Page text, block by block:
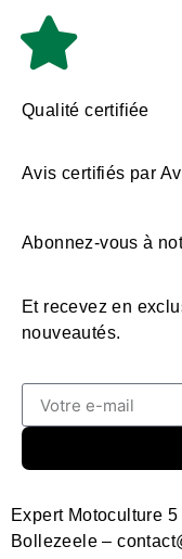
Qualité certifiée
Avis certifiés par
Abonnez-vous à
Et recevez en
nouveautés.
Expert Motoculture
Bollezeele –